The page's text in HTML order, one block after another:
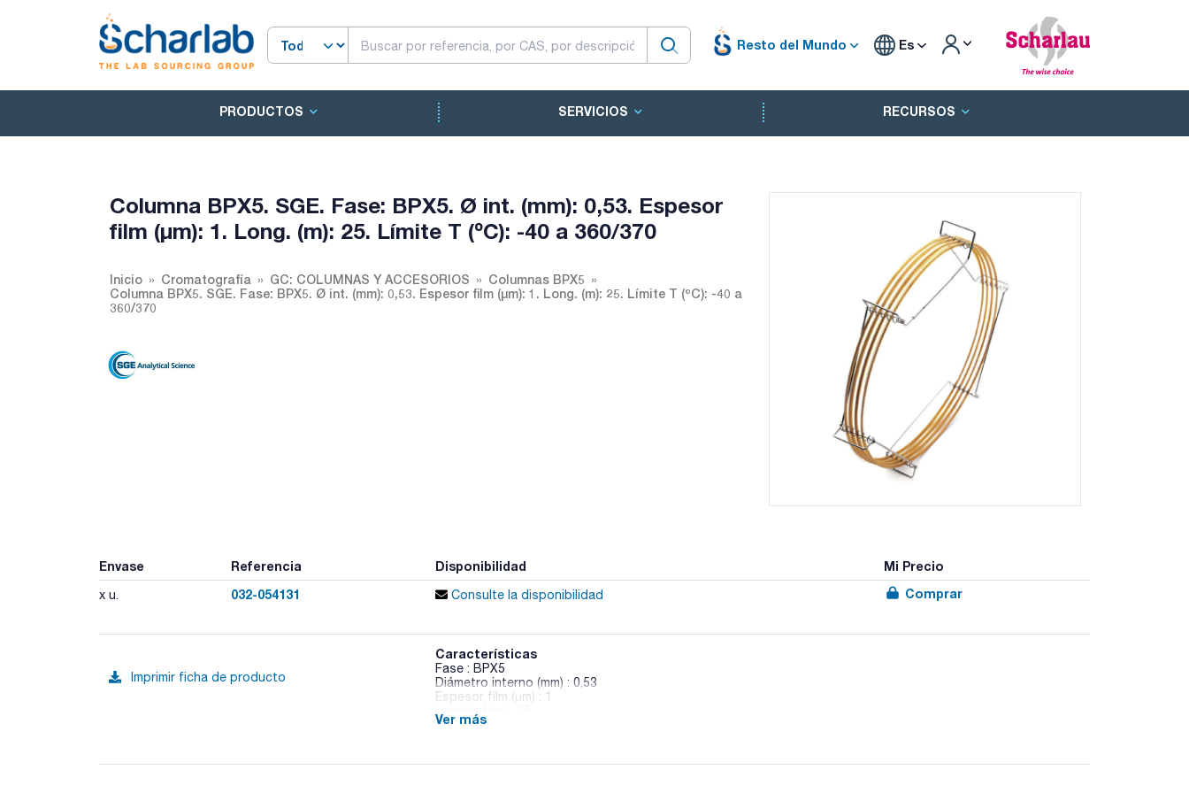
Resto del Mundo Es
PRODUCTOS SERVICIOS RECURSOS
Columna BPX5. SGE. Fase: BPX5. Ø int. (mm): 0,53. Espesor
film (µm): 1. Long. (m): 25. Límite T (ºC): -40 a 360/370
Inicio Cromatografía GC: COLUMNAS Y ACCESORIOS
Columnas BPX5
Columna BPX5. SGE. Fase: BPX5. Ø int. (mm): 0,53. Espesor film (µm): 1. Long. (m): 25. Límite T (ºC): -40 a
360/370
Envase Referencia Disponibilidad Mi Precio
x u. 032-054131 Consulte la disponibilidad Comprar
Imprimir ficha de producto
Características
Fase : BPX5
Diámetro interno (mm) : 0,53
Espesor film (µm) : 1
Límite temperatura (ºC) : -40 a 360/370
Fase: 5% Fenil 95% Polisilfenileno-siloxano.
Ver más